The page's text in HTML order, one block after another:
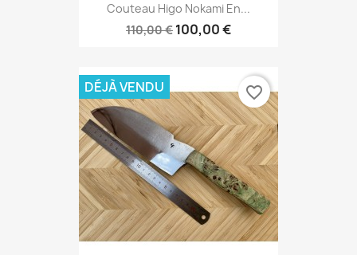
Couteau Higo Nokami En...
110,00 € 100,00 €
DÉJÀ VENDU favorite_border